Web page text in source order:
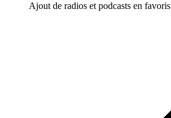
Ajout de radios et podcasts en favoris